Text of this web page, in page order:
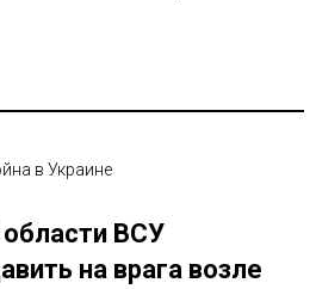
в Украине
области ВСУ
на врага возле